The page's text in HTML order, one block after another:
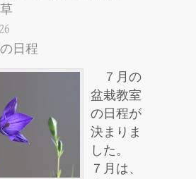
日程
７月の
盆栽教室
の日程が
決まりま
した。
７月は、